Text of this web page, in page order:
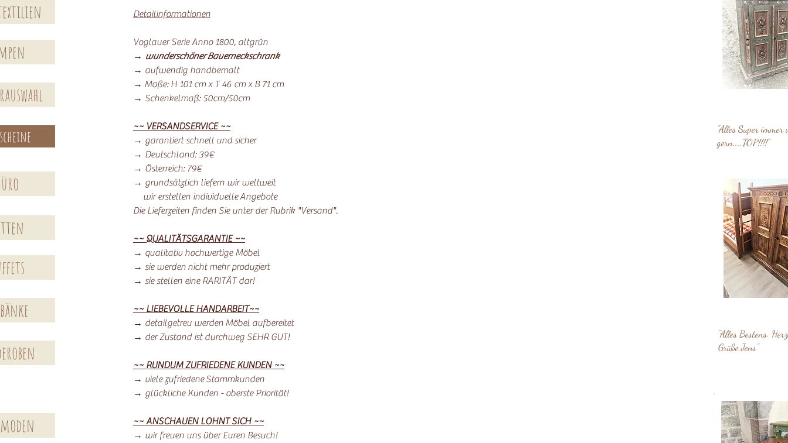
Detailinformationen
Voglauer Serie Anno 1800, altgrün
→ wunderschöner Bauerneckschrank
→ aufwendig handbemalt
→ Maße: H 101 cm x T 46 cm x B 71 cm
→ Schenkelmaß: 50cm/50cm
~~ VERSANDSERVICE ~~
→ garantiert schnell und sicher
→ Deutschland: 39€
→ Österreich: 79€
→ grundsätzlich liefern wir weltweit
wir erstellen individuelle Angebote
Die Lieferzeiten finden Sie unter der Rubrik "Versand".
~~ QUALITÄTSGARANTIE ~~
→ qualitativ hochwertige Möbel
→ sie werden nicht mehr produziert
→ sie stellen eine RARITÄT dar!
~~ LIEBEVOLLE HANDARBEIT~~
→ detailgetreu werden Möbel aufbereitet
→ der Zustand ist durchweg SEHR GUT!
~~ RUNDUM ZUFRIEDENE KUNDEN ~~
→ viele zufriedene Stammkunden
→ glückliche Kunden - oberste Priorität!
~~ ANSCHAUEN LOHNT SICH ~~
→ wir freuen uns über Euren Besuch!
"Alles Bestens.
Grüße Jens"
"Alles Super immer
gern....TOP!!!!"